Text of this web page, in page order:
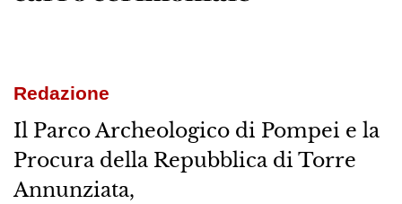
Redazione
Il Parco Archeologico di Pompei e la
Procura della Repubblica di Torre
Annunziata,